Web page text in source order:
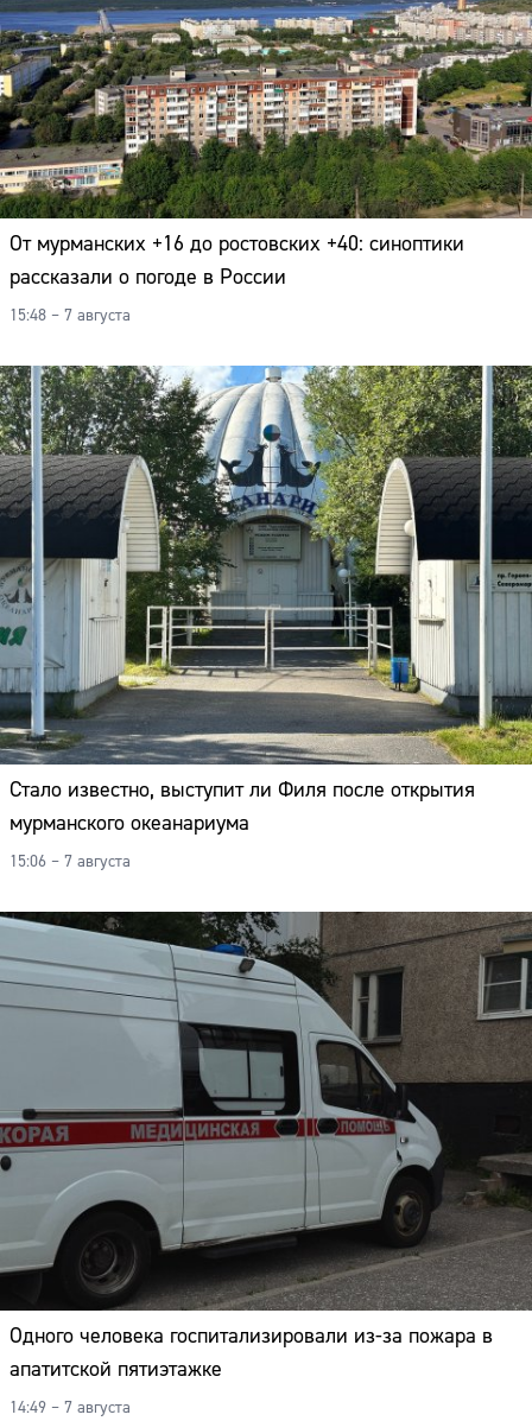
От мурманских +16 до ростовских +40: синоптики
рассказали о погоде в России
15:48 – 7 августа
Стало известно, выступит ли Филя после открытия
мурманского океанариума
15:06 – 7 августа
Одного человека госпитализировали из-за пожара в
апатитской пятиэтажке
14:49 – 7 августа